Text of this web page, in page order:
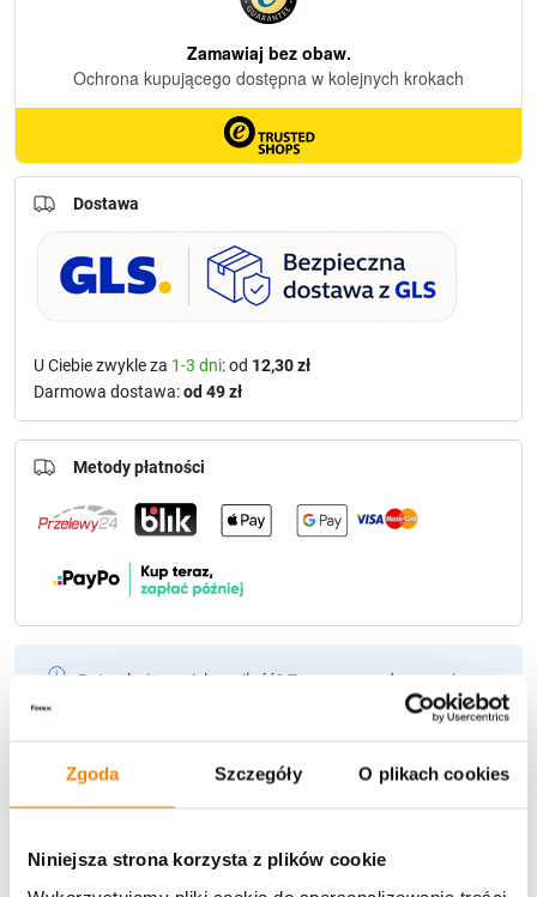
Zgoda Szczegóły O plikach cookies
Niniejsza strona korzysta z plików cookie
Potrzebujesz większą ilość? Zapraszamy do naszej
hurtownii
Dostawa
U Ciebie zwykle za 1-3 dni: od 12,30 zł
Darmowa dostawa:od 49 zł
Metody płatności
Polecamy: